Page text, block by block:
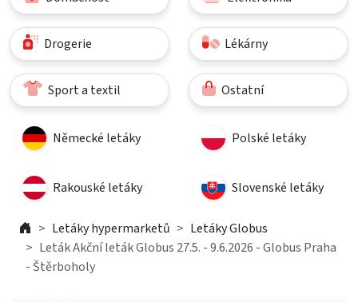
Drogerie Lékárny
Sport a textil Ostatní
Německé letáky Polské letáky
Rakouské letáky Slovenské letáky
Letáky hypermarketů
Letáky Globus
Leták Akční leták Globus 27.5. - 9.6.2026 - Globus Praha
- Štěrboholy